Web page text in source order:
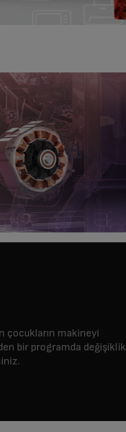
makineyi
bir programda değişiklik